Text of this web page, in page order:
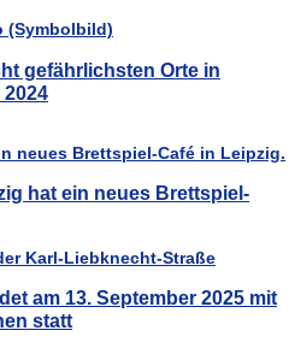
gefährlichsten Orte in
hat ein neues Brettspiel-
am 13. September 2025 mit
statt